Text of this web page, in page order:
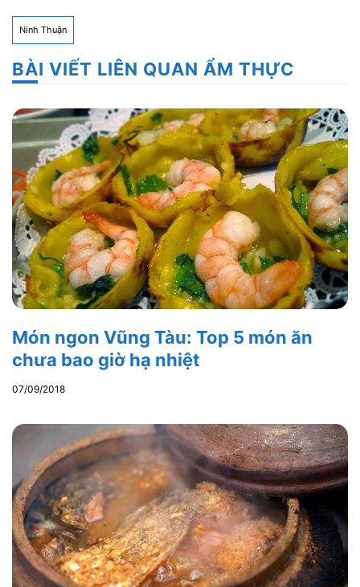
Ninh Thuận
BÀI VIẾT LIÊN QUAN ẨM THỰC
Món ngon Vũng Tàu: Top 5 món ăn
chưa bao giờ hạ nhiệt
07/09/2018